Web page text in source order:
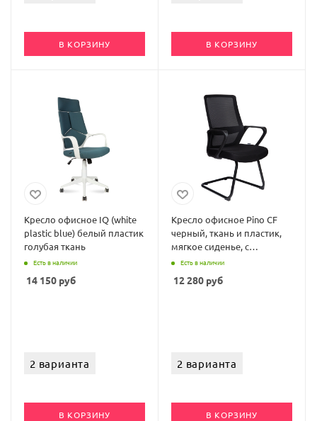
В КОРЗИНУ В КОРЗИНУ
Кресло офисное IQ (white
plastic blue) белый пластик
голубая ткань
Есть в наличии
14 150 руб
2 варианта
В КОРЗИНУ
Кресло офисное Pino CF
черный, ткань и пластик,
мягкое сиденье, с
подлокотниками
Есть в наличии
12 280 руб
2 варианта
В КОРЗИНУ